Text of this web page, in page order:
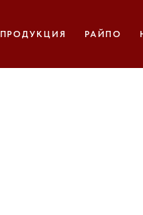
ПРОДУКЦИЯ РАЙПО